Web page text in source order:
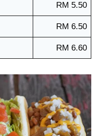
RM 5.50
RM 6.50
RM 6.60